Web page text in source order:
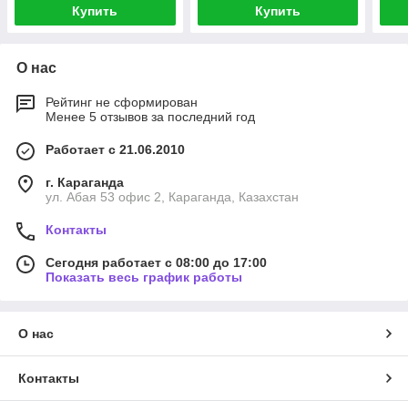
Купить Купить
О нас
Рейтинг не сформирован
Менее 5 отзывов за последний год
Работает с 21.06.2010
г. Караганда
ул. Абая 53 офис 2, Караганда, Казахстан
Контакты
Сегодня работает с 08:00 до 17:00
Показать весь график работы
О нас
Контакты